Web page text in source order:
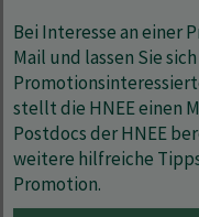
Bei Interesse an einer
Mail und lassen Sie
stellt die HNEE einen
Postdocs der HNEE
weitere hilfreiche
Promotion.